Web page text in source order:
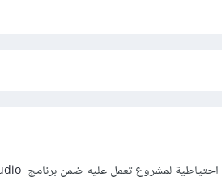
لمشروع تعمل عليه ضمن برنامج